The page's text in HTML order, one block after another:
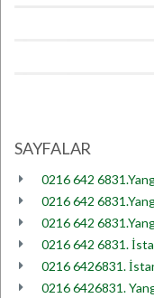
SAYFALAR
0216 642
0216 642
0216 642
0216 642 6831.
0216 6426831.
0216 6426831.